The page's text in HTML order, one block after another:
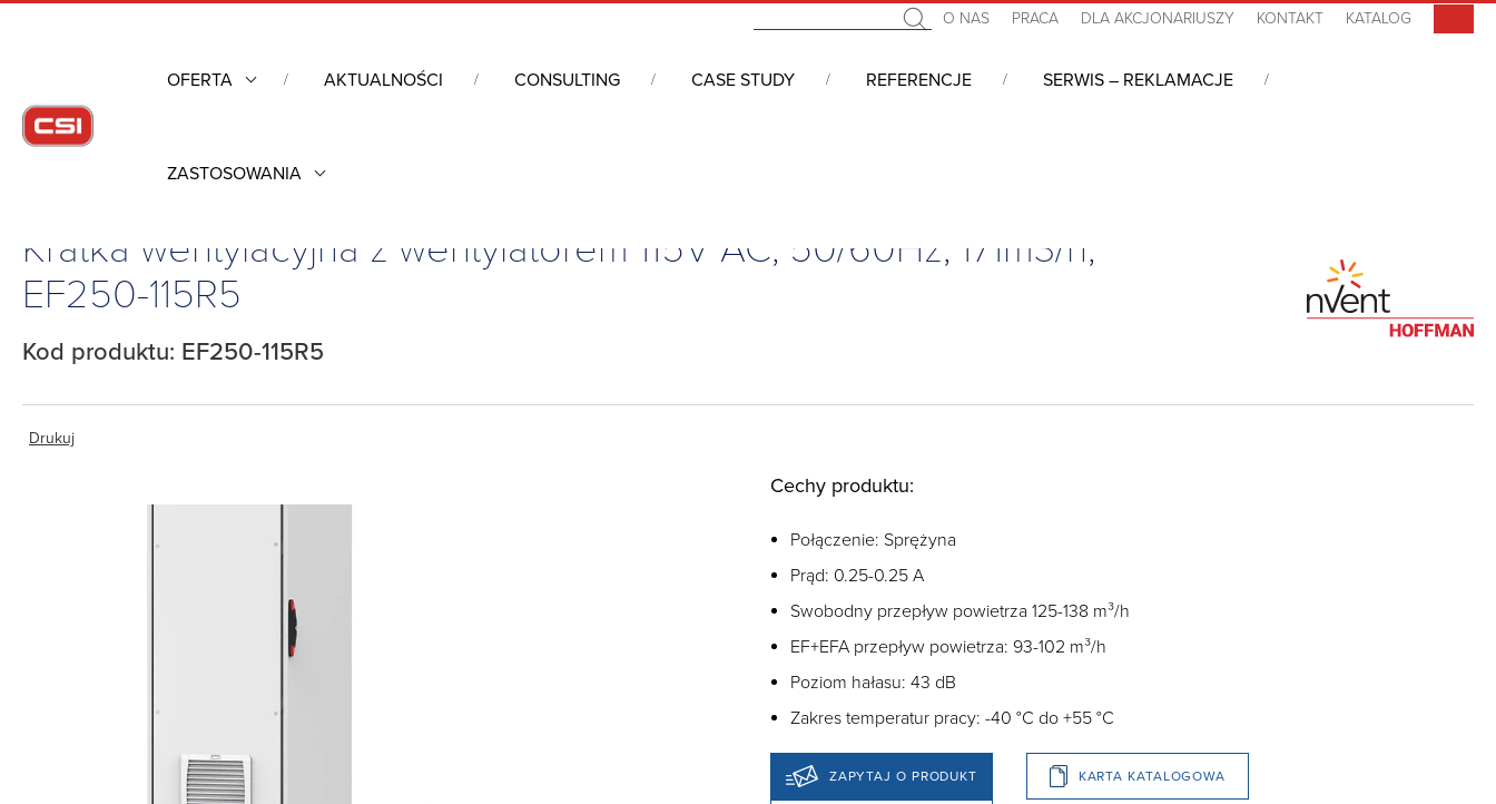
O NAS PRACA DLA AKCJONARIUSZY KONTAKT KATALOG
OFERTA AKTUALNOŚCI CONSULTING CASE STUDY REFERENCJE SERWIS – REKLAMACJE
ZASTOSOWANIA
Obudowy przemysłowe
Kratka wentylacyjna z wentylatorem 115V AC, 50/60Hz, 171m3/h,
EF250-115R5
Kod produktu: EF250-115R5
Drukuj
Cechy produktu:
Połączenie: Sprężyna
Prąd: 0.25-0.25 A
Swobodny przepływ powietrza 125-138 m³/h
EF+EFA przepływ powietrza: 93-102 m³/h
Poziom hałasu: 43 dB
Zakres temperatur pracy: -40 °C do +55 °C
ZAPYTAJ O PRODUKT KARTA KATALOGOWA